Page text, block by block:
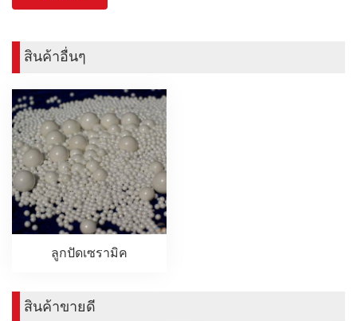
สินค้าอื่นๆ
ลูกปัดเซรามิค
สินค้าขายดี